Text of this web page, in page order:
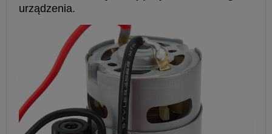
urządzenia.